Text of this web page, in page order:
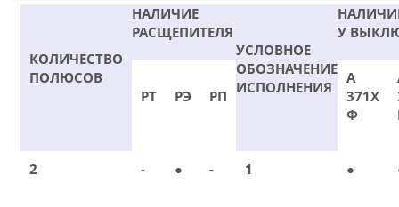
КОЛИЧЕСТВО
ПОЛЮСОВ
НАЛИЧИЕ
РАСЩЕПИТЕЛЯ
УСЛОВНОЕ
ОБОЗНАЧЕНИЕ
ИСПОЛНЕНИЯ
У
РТ РЭ РП
А
371Х
Ф
2 - ● - 1 ●